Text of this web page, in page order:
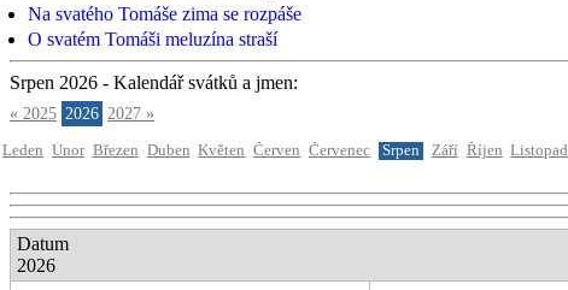
Na svatého Tomáše zima se rozpáše
O svatém Tomáši meluzína straší
Srpen 2026 - Kalendář svátků a jmen:
« 2025 2026 2027 »
Leden Únor Březen Duben Květen Červen Červenec Srpen Září Říjen Listopad
Datum
2026